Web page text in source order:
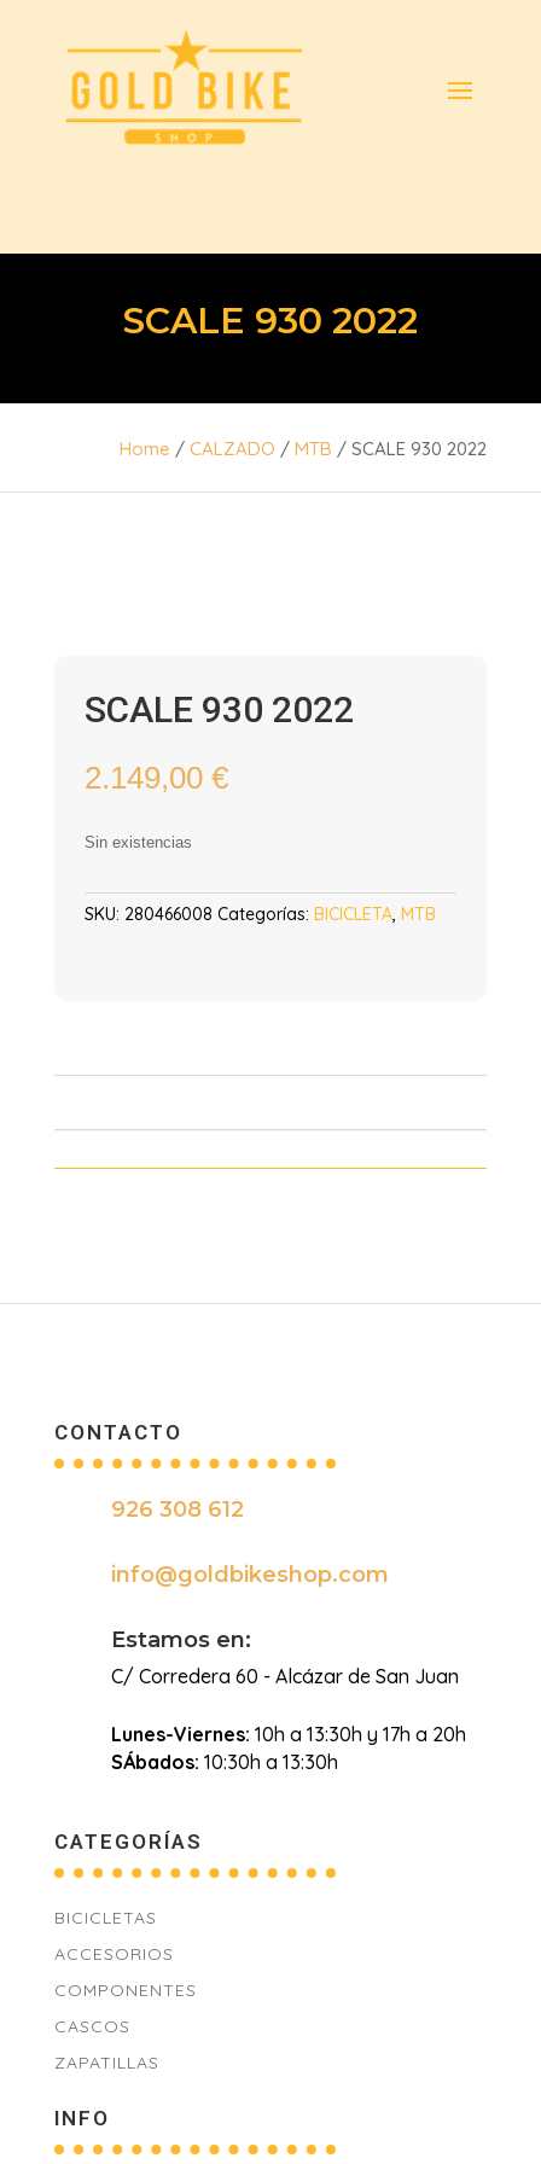
SCALE 930 2022
Home /CALZADO /MTB / SCALE 930 2022
SCALE 930 2022
2.149,00 €
Sin existencias
SKU: 280466008 Categorías: BICICLETA, MTB
CONTACTO
926 308 612
info@goldbikeshop.com
Estamos en:
C/ Corredera 60 - Alcázar de San Juan
Lunes-Viernes: 10h a 13:30h y 17h a 20h
SÁbados: 10:30h a 13:30h
CATEGORÍAS
BICICLETAS
ACCESORIOS
COMPONENTES
CASCOS
ZAPATILLAS
INFO